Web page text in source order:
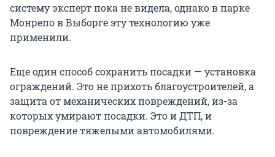
систему эксперт пока не видела, однако в парке
Монрепо в Выборге эту технологию уже
применили.
Еще один способ сохранить посадки — установка
ограждений. Это не прихоть благоустроителей, а
защита от механических повреждений, из-за
которых умирают посадки. Это и ДТП, и
повреждение тяжелыми автомобилями.